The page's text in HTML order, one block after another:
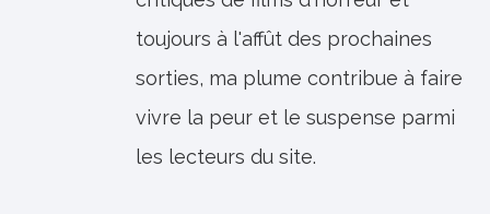
toujours à l'affût des prochaines
sorties, ma plume contribue à faire
vivre la peur et le suspense parmi
les lecteurs du site.